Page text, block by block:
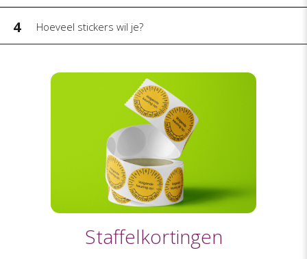
4 Hoeveel stickers wil je?
Staffelkortingen